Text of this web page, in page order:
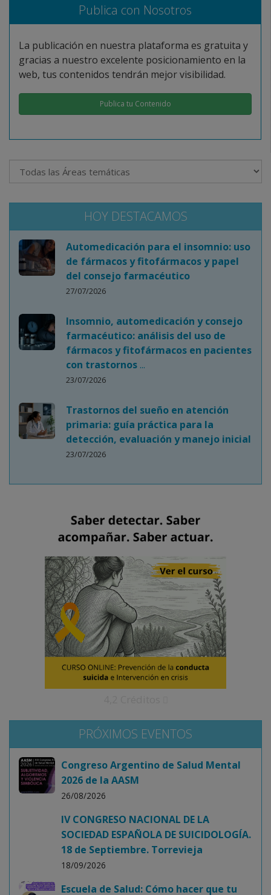
Publica con Nosotros
La publicación en nuestra plataforma es gratuita y
gracias a nuestro excelente posicionamiento en la
web, tus contenidos tendrán mejor visibilidad.
Publica tu Contenido
HOY DESTACAMOS
Automedicación para el insomnio: uso
de fármacos y fitofármacos y papel
del consejo farmacéutico
27/07/2026
Insomnio, automedicación y consejo
farmacéutico: análisis del uso de
fármacos y fitofármacos en pacientes
con trastornos ...
23/07/2026
Trastornos del sueño en atención
primaria: guía práctica para la
detección, evaluación y manejo inicial
23/07/2026
PRÓXIMOS EVENTOS
Congreso Argentino de Salud Mental
2026 de la AASM
26/08/2026
IV CONGRESO NACIONAL DE LA
SOCIEDAD ESPAÑOLA DE SUICIDOLOGÍA.
18 de Septiembre. Torrevieja
18/09/2026
Escuela de Salud: Cómo hacer que tu